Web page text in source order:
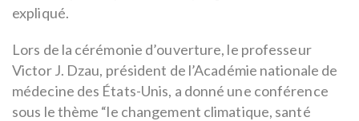
expliqué.
Lors de la cérémonie d’ouverture, le professeur
Victor J. Dzau, président de l’Académie nationale de
médecine des États-Unis, a donné une conférence
sous le thème “le changement climatique, santé